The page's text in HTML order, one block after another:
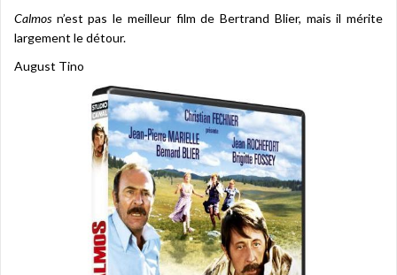
Calmosn’est pas le meilleur film de Bertrand Blier, mais il mérite
largement le détour.
August Tino